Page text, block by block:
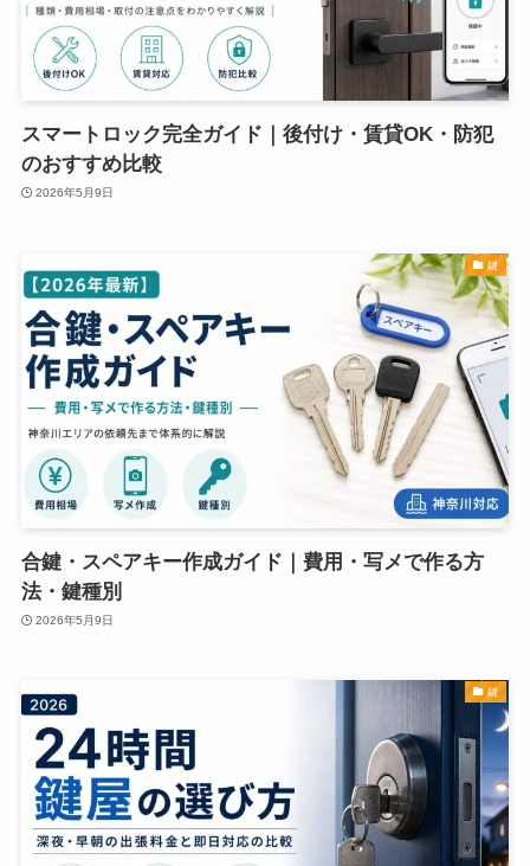
スマートロック完全ガイド｜後付け・賃貸OK・防犯
のおすすめ比較
2026年5月9日
鍵
合鍵・スペアキー作成ガイド｜費用・写メで作る方
法・鍵種別
2026年5月9日
鍵